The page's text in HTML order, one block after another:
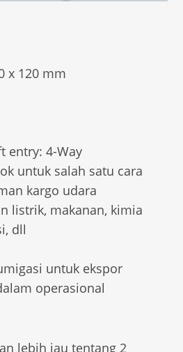
x 120 mm
entry: 4-Way
untuk salah satu cara
kargo udara
listrik, makanan, kimia
dll
untuk ekspor
operasional
lebih jau tentang 2